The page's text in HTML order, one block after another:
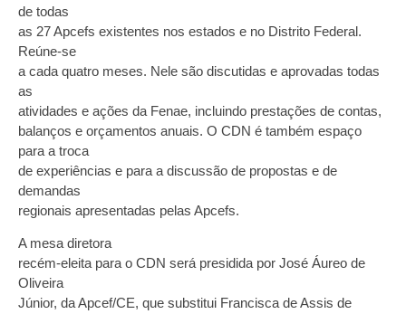
de todas
as 27 Apcefs existentes nos estados e no Distrito Federal.
Reúne-se
a cada quatro meses. Nele são discutidas e aprovadas todas
as
atividades e ações da Fenae, incluindo prestações de contas,
balanços e orçamentos anuais. O CDN é também espaço
para a troca
de experiências e para a discussão de propostas e de
demandas
regionais apresentadas pelas Apcefs.
A mesa diretora
recém-eleita para o CDN será presidida por José Áureo de
Oliveira
Júnior, da Apcef/CE, que substitui Francisca de Assis de